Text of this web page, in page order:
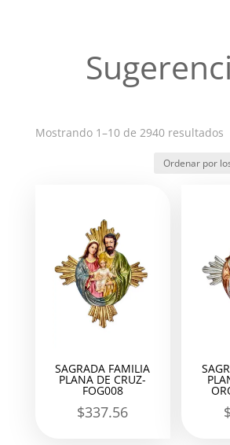
Mostrando 1–10 de 2940 resultados
SAGRADA FAMILIA
PLANA DE CRUZ-
FOG008
$337.56 $